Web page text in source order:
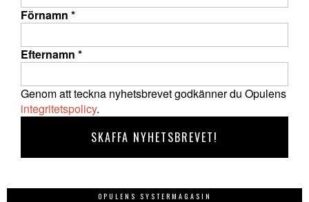
Förnamn *
Efternamn *
Genom att teckna nyhetsbrevet godkänner du Opulens
integritetspolicy.
OPULENS SYSTERMAGASIN